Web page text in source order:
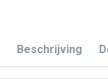
Beschrijving